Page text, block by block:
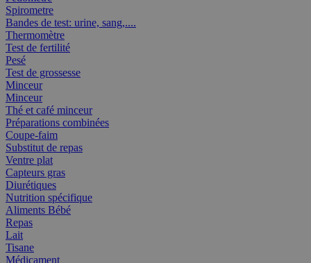
Spirometre
Bandes de test: urine, sang,....
Thermomètre
Test de fertilité
Pesé
Test de grossesse
Minceur
Minceur
Thé et café minceur
Préparations combinées
Coupe-faim
Substitut de repas
Ventre plat
Capteurs gras
Diurétiques
Nutrition spécifique
Aliments Bébé
Repas
Lait
Tisane
Médicament